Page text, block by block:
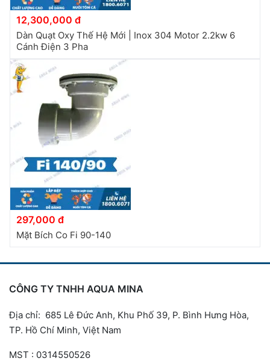
12,300,000 đ
Dàn Quạt Oxy Thế Hệ Mới | Inox 304 Motor 2.2kw 6
Cánh Điện 3 Pha
297,000 đ
Mặt Bích Co Fi 90-140
CÔNG TY TNHH AQUA MINA
Địa chỉ: 685 Lê Đức Anh, Khu Phố 39, P. Bình Hưng Hòa,
TP. Hồ Chí Minh, Việt Nam
MST : 0314550526